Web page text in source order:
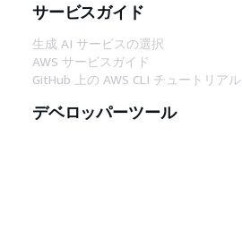
サービスガイド
生成 AI サービスの選択
AWS サービスガイド
GitHub 上の AWS CLI チュートリアル
デベロッパーツール